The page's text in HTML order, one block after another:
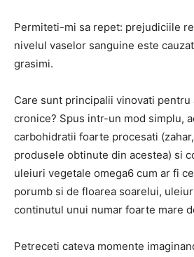
Permiteti-mi sa repet: prejudiciile
nivelul vaselor sanguine este
grasimi.
Care sunt principalii vinovati pentru
cronice? Spus intr-un mod simplu,
carbohidratii foarte procesati
produsele obtinute din acestea) si
uleiuri vegetale omega6 cum ar fi
porumb si de floarea soarelui,
continutul unui numar foarte mare
Petreceti cateva momente